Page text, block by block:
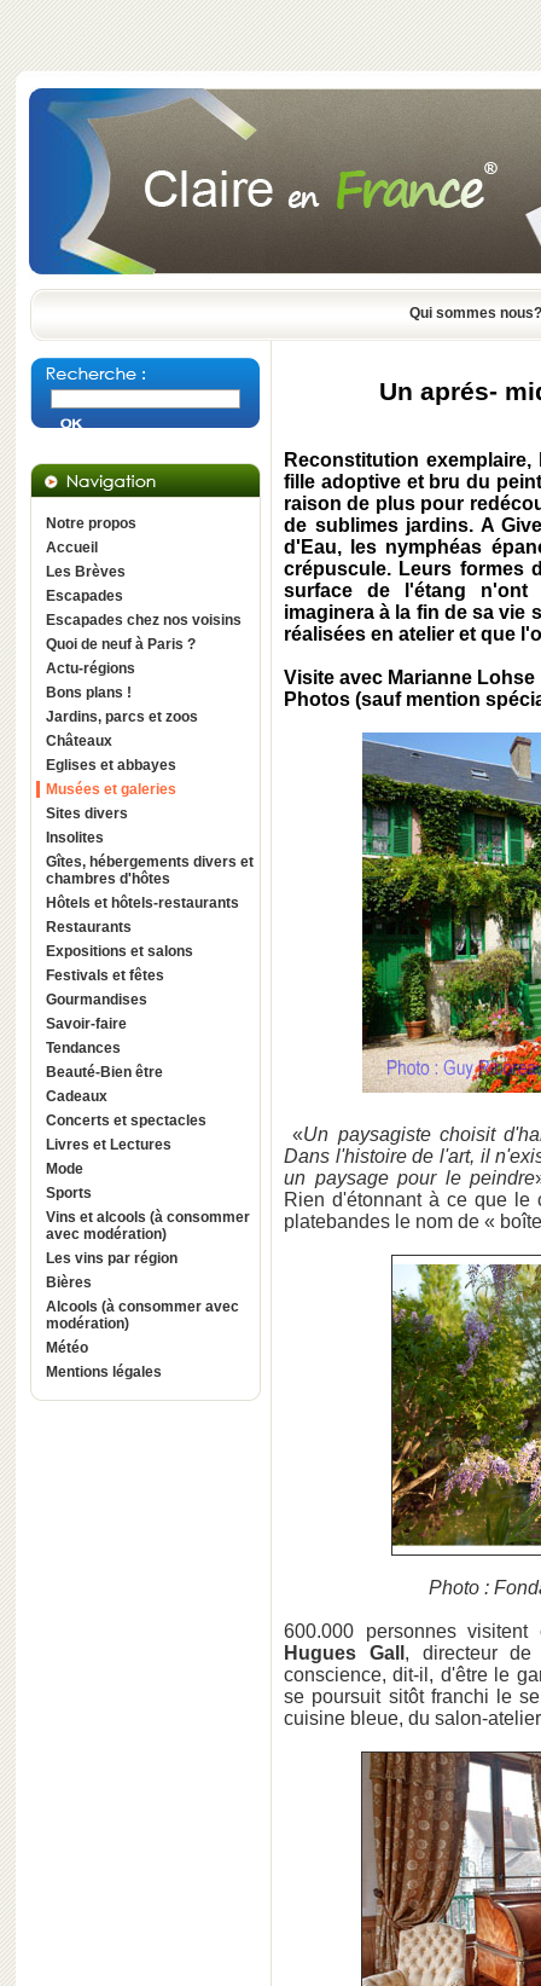
Qui sommes nous?
Notre propos
Accueil
Les Brèves
Escapades
Escapades chez nos voisins
Quoi de neuf à Paris ?
Actu-régions
Bons plans !
Jardins, parcs et zoos
Châteaux
Eglises et abbayes
Musées et galeries
Sites divers
Insolites
Gîtes, hébergements divers et
chambres d'hôtes
Hôtels et hôtels-restaurants
Restaurants
Expositions et salons
Festivals et fêtes
Gourmandises
Savoir-faire
Tendances
Beauté-Bien être
Cadeaux
Concerts et spectacles
Livres et Lectures
Mode
Sports
Vins et alcools (à consommer
avec modération)
Les vins par région
Bières
Alcools (à consommer avec
modération)
Météo
Mentions légales
Un aprés-
Reconstitution
fille adoptive et bru du
raison de plus pour
de sublimes jardins. A
d'Eau, les nymphéas
crépuscule. Leurs formes
surface de l'étang n'ont
imaginera à la fin de sa vie
réalisées en atelier et que
Visite avec Marianne Lohse
Photos (sauf mention
«Un paysagiste choisit
Dans l'histoire de l'art, il
un paysage pour le peindre
Rien d'étonnant à ce que
platebandes le nom de «
Photo :
600.000 personnes
Hugues Gall , directeur
conscience, dit-il, d'être le
se poursuit sitôt franchi le
cuisine bleue, du salon-